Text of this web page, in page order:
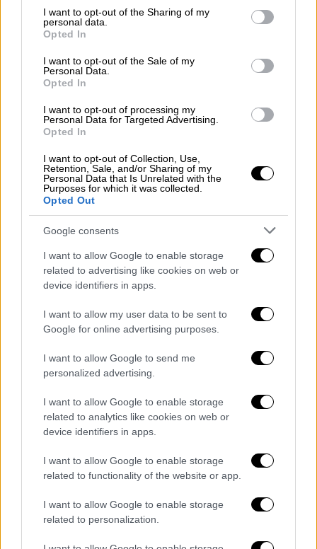
not limited to your visit or usage behaviour. You may click to
grant or deny consent to Google and its third-party tags to
use your data for below specified purposes in below Google
consent section.
I want to opt-out of the Sharing of my
personal data.
Opted In
I want to opt-out of the Sale of my
Personal Data.
Opted In
I want to opt-out of processing my
Personal Data for Targeted Advertising.
Opted In
I want to opt-out of Collection, Use,
Retention, Sale, and/or Sharing of my
Personal Data that Is Unrelated with the
Purposes for which it was collected.
Opted Out
Google consents
I want to allow Google to enable storage
related to advertising like cookies on web or
device identifiers in apps.
I want to allow my user data to be sent to
Google for online advertising purposes.
I want to allow Google to send me
personalized advertising.
I want to allow Google to enable storage
related to analytics like cookies on web or
device identifiers in apps.
I want to allow Google to enable storage
related to functionality of the website or app.
I want to allow Google to enable storage
related to personalization.
Μάλιστα, οι δυνάμεις και αυτήν την ώρα
επιχειρούν63 πυροσβέστες με τρία
πεζοπόρα τμήματα
, με τη
συνδρομή υδροφόρων και μηχανημάτων ΟΤΑ
ενώ από αέροςκάνουν ρίψεις νερού τέσσερα
αεροσκάφη και δύο ελικόπτερα.
Ωστόσο, σύμφωνα με τις τελευταίες
πληροφορίες από την Πυροσβεστική, η
πυρκαγιά παρουσιάζει καλύτερη εικόνα, αλλά
υπάρχει πολύς μαύρος καπνός που
δυσχεραίνει το έργο των εναέριων μέσων.
Στο μεταξύ, κινδύνεψε να εγκλωβιστεί στη
φωτιά ένα υδροφόρο όχημα της
ζημιές εξωτερικά, αλλά, όπως έγινε γνωστό,
τελικά δεν είναι κάτι σοβαρό και συνεχίζει
να επιχειρεί για την κατάσβεση της
πυρκαγιάς.
Το 112 έστειλε στους κατοίκους των
οικισμών κοντά στους οποίους καίει η
φωτιά για ετοιμότητα.
⚠️ Ενεργοποίηση 1⃣1⃣2⃣
🆘 Δασική πυρκαγιά στην περιοχή
#Πετράλωνατης Περιφερειακής
Ενότητας#Μεσσηνίας